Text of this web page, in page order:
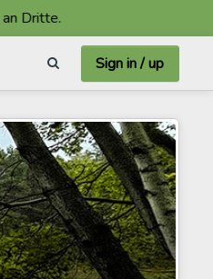
Sign in / up